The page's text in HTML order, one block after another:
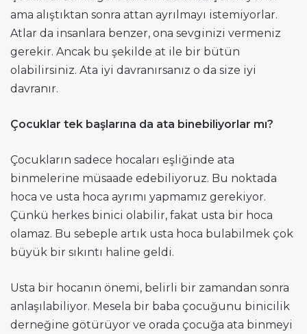
ama alıştıktan sonra attan ayrılmayı istemiyorlar.
Atlar da insanlara benzer, ona sevginizi vermeniz
gerekir. Ancak bu şekilde at ile bir bütün
olabilirsiniz. Ata iyi davranırsanız o da size iyi
davranır.
Çocuklar tek başlarına da ata binebiliyorlar mı?
Çocukların sadece hocaları eşliğinde ata
binmelerine müsaade edebiliyoruz. Bu noktada
hoca ve usta hoca ayrımı yapmamız gerekiyor.
Çünkü herkes binici olabilir, fakat usta bir hoca
olamaz. Bu sebeple artık usta hoca bulabilmek çok
büyük bir sıkıntı haline geldi.
Usta bir hocanın önemi, belirli bir zamandan sonra
anlaşılabiliyor. Mesela bir baba çocuğunu binicilik
derneğine götürüyor ve orada çocuğa ata binmeyi